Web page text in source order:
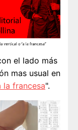
el lado más
mas usual en
la francesa".